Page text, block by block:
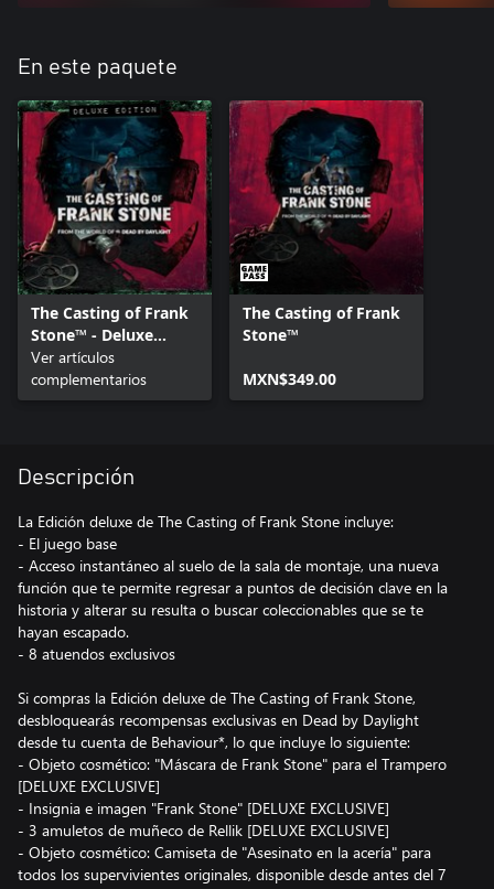
En este paquete
The Casting of Frank
Stone™ - Deluxe
Edition Add-on
Ver artículos
complementarios
The Casting of Frank
Stone™
MXN$349.00
Descripción
La Edición deluxe de The Casting of Frank Stone incluye:
- El juego base
- Acceso instantáneo al suelo de la sala de montaje, una nueva
función que te permite regresar a puntos de decisión clave en la
historia y alterar su resulta o buscar coleccionables que se te
hayan escapado.
- 8 atuendos exclusivos
Si compras la Edición deluxe de The Casting of Frank Stone,
desbloquearás recompensas exclusivas en Dead by Daylight
desde tu cuenta de Behaviour*, lo que incluye lo siguiente:
- Objeto cosmético: "Máscara de Frank Stone" para el Trampero
[DELUXE EXCLUSIVE]
- Insignia e imagen "Frank Stone" [DELUXE EXCLUSIVE]
- 3 amuletos de muñeco de Rellik [DELUXE EXCLUSIVE]
- Objeto cosmético: Camiseta de "Asesinato en la acería" para
todos los supervivientes originales, disponible desde antes del 7